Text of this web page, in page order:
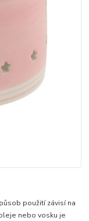
použití závisí na
nebo vosku je